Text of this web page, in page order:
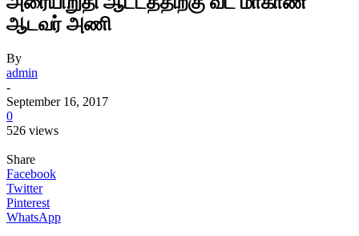
ஆடவர் அணி
By
admin
-
September 16, 2017
0
526 views
Share
Facebook
Twitter
Pinterest
WhatsApp